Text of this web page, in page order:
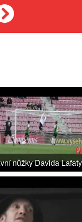
nůžky Davida Lafaty